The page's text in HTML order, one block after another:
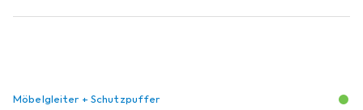
Möbelgleiter + Schutzpuffer